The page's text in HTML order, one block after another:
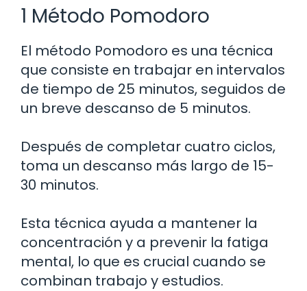
1 Método Pomodoro
El método Pomodoro es una técnica
que consiste en trabajar en intervalos
de tiempo de 25 minutos, seguidos de
un breve descanso de 5 minutos.
Después de completar cuatro ciclos,
toma un descanso más largo de 15-
30 minutos.
Esta técnica ayuda a mantener la
concentración y a prevenir la fatiga
mental, lo que es crucial cuando se
combinan trabajo y estudios.